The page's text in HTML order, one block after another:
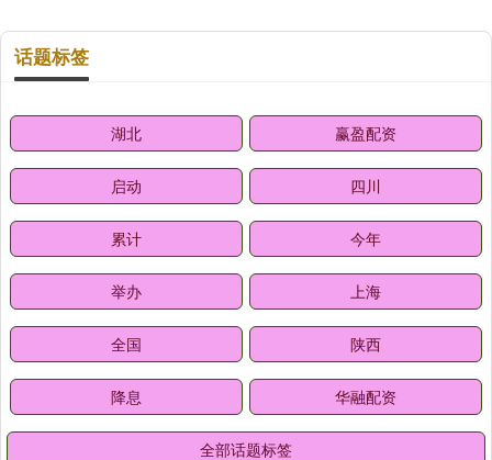
话题标签
湖北 赢盈配资
启动 四川
累计 今年
举办 上海
全国 陕西
降息 华融配资
全部话题标签